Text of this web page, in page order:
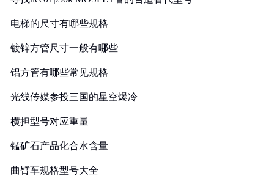
电梯的尺寸有哪些规格
镀锌方管尺寸一般有哪些
铝方管有哪些常见规格
光线传媒参投三国的星空爆冷
横担型号对应重量
锰矿石产品化合水含量
曲臂车规格型号大全